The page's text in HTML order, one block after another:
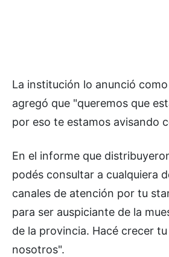
La institución lo anunció
agregó que "queremos que
por eso te estamos avisando
En el informe que
podés consultar a cualquiera
canales de atención por tu
para ser auspiciante de la
de la provincia. Hacé crecer
nosotros".